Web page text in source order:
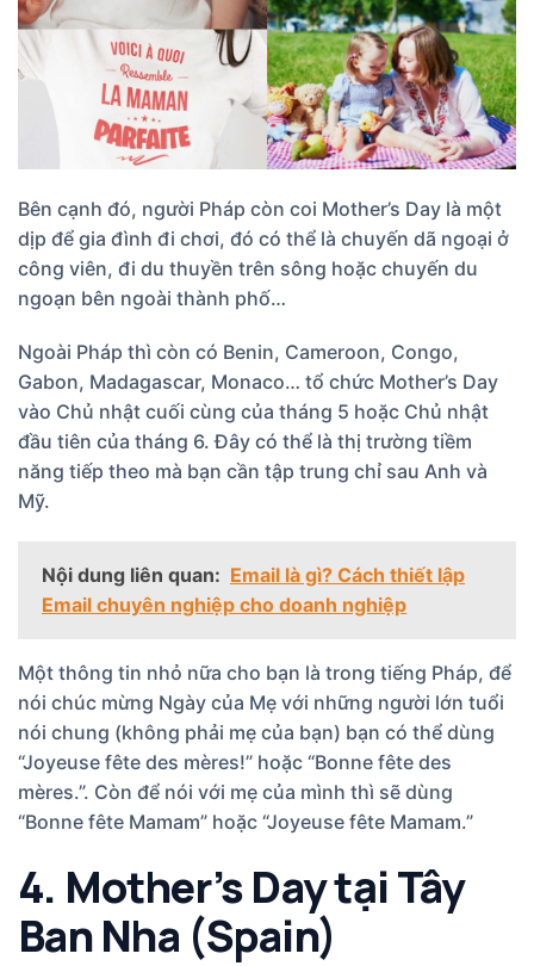
Bên cạnh đó, người Pháp còn coi Mother’s Day là một
dịp để gia đình đi chơi, đó có thể là chuyến dã ngoại ở
công viên, đi du thuyền trên sông hoặc chuyến du
ngoạn bên ngoài thành phố…
Ngoài Pháp thì còn có Benin, Cameroon, Congo,
Gabon, Madagascar, Monaco… tổ chức Mother’s Day
vào Chủ nhật cuối cùng của tháng 5 hoặc Chủ nhật
đầu tiên của tháng 6. Đây có thể là thị trường tiềm
năng tiếp theo mà bạn cần tập trung chỉ sau Anh và
Mỹ.
Nội dung liên quan: Email là gì? Cách thiết lập
Email chuyên nghiệp cho doanh nghiệp
Một thông tin nhỏ nữa cho bạn là trong tiếng Pháp, để
nói chúc mừng Ngày của Mẹ với những người lớn tuổi
nói chung (không phải mẹ của bạn) bạn có thể dùng
“Joyeuse fête des mères!” hoặc “Bonne fête des
mères.”. Còn để nói với mẹ của mình thì sẽ dùng
“Bonne fête Mamam” hoặc “Joyeuse fête Mamam.”
4. Mother’s Day tại Tây
Ban Nha (Spain)